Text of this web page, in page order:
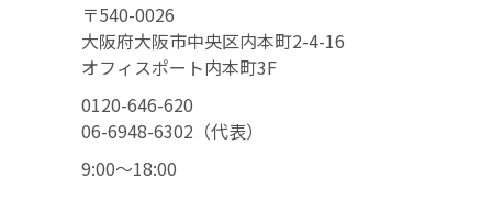
〒540-0026
大阪府大阪市中央区内本町2-4-16
オフィスポート内本町3F
0120-646-620
06-6948-6302（代表）
9:00〜18:00